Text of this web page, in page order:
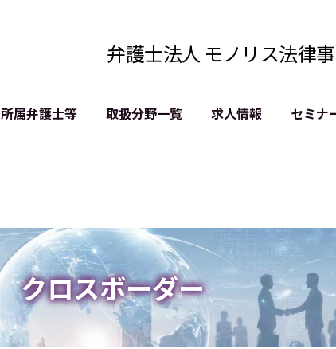
弁護士法人 モノリス法律
所属弁護士等 取扱分野一覧
生成AI関連法務
記事・LPの薬機法等チェック
D2C等の不正転売対策
サイバー犯罪の刑事告訴等
GDPR対応支援
求人情報 セミナ
クロスボーダー